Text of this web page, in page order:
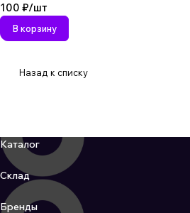
100 ₽/шт
В корзину
Назад к списку
Каталог
Склад
Бренды